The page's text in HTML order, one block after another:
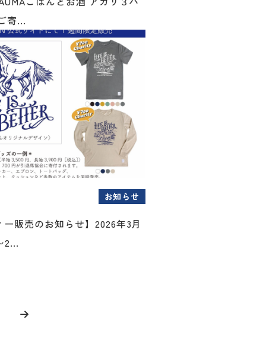
寄...
お知らせ
販売のお知らせ】2026年3月
2...